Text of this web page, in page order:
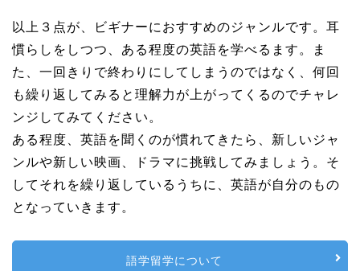
以上３点が、ビギナーにおすすめのジャンルです。耳
慣らしをしつつ、ある程度の英語を学べるます。ま
た、一回きりで終わりにしてしまうのではなく、何回
も繰り返してみると理解力が上がってくるのでチャレ
ンジしてみてください。
ある程度、英語を聞くのが慣れてきたら、新しいジャ
ンルや新しい映画、ドラマに挑戦してみましょう。そ
してそれを繰り返しているうちに、英語が自分のもの
となっていきます。
語学留学について